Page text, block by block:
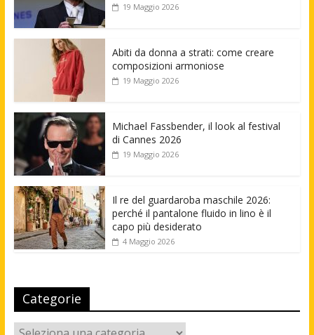
19 Maggio 2026
Abiti da donna a strati: come creare
composizioni armoniose
19 Maggio 2026
Michael Fassbender, il look al festival
di Cannes 2026
19 Maggio 2026
Il re del guardaroba maschile 2026:
perché il pantalone fluido in lino è il
capo più desiderato
4 Maggio 2026
Categorie
Categorie